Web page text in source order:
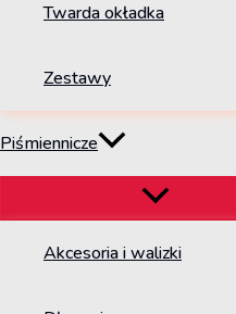
Twarda okładka
Zestawy
Piśmiennicze
Akcesoria i walizki